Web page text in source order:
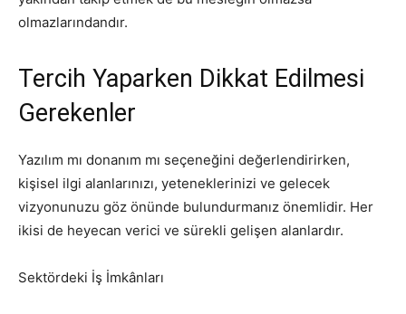
olmazlarındandır.
Tercih Yaparken Dikkat Edilmesi
Gerekenler
Yazılım mı donanım mı seçeneğini değerlendirirken,
kişisel ilgi alanlarınızı, yeteneklerinizi ve gelecek
vizyonunuzu göz önünde bulundurmanız önemlidir. Her
ikisi de heyecan verici ve sürekli gelişen alanlardır.
Sektördeki İş İmkânları